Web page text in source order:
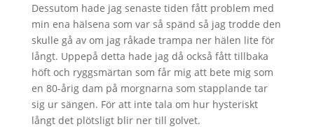
Dessutom hade jag senaste tiden fått problem med
min ena hälsena som var så spänd så jag trodde den
skulle gå av om jag råkade trampa ner hälen lite för
långt. Uppepå detta hade jag då också fått tillbaka
höft och ryggsmärtan som får mig att bete mig som
en 80-årig dam på morgnarna som stapplande tar
sig ur sängen. För att inte tala om hur hysteriskt
långt det plötsligt blir ner till golvet.